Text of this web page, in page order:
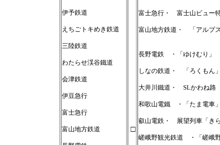
伊予鉄道
えちごトキめき鉄道
三陸鉄道
わたらせ渓谷鐵道
会津鉄道
伊豆急行
富士急行
富山地方鉄道 □
富士急行・ 富士山ビュー
富山地方鉄道・ 「アルプ
長野電鉄 ・「ゆけむり」
しなの鉄道・ 「ろくもん
大井川鐵道・ SLかわね
和歌山電鐵 ・「たま電車
叡山電鉄・ 展望列車「き
嵯峨野観光鉄道 ・「嵯峨